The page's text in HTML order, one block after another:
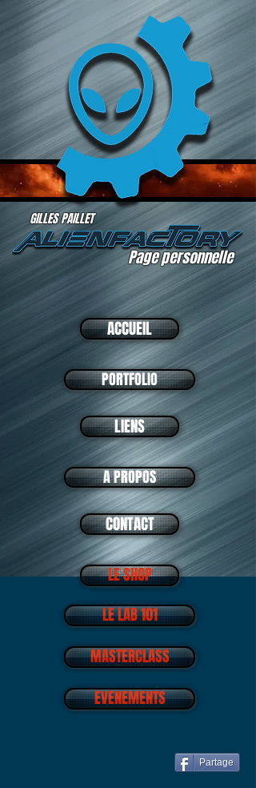
Page personnelle
GILLES PAILLET
ACCUEIL
PORTFOLIO
LIENS
A PROPOS
CONTACT
LE SHOP
LE LAB 101
MASTERCLASS
EVENEMENTS
Partage